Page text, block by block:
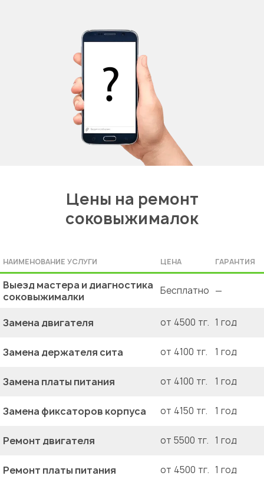
Цены на ремонт
соковыжималок
НАИМЕНОВАНИЕ УСЛУГИ ЦЕНА ГАРАНТИЯ
Выезд мастера и диагностика
соковыжималки
Бесплатно —
Замена двигателя от 4500 тг. 1 год
Замена держателя сита от 4100 тг. 1 год
Замена платы питания от 4100 тг. 1 год
Замена фиксаторов корпуса от 4150 тг. 1 год
Ремонт двигателя от 5500 тг. 1 год
Ремонт платы питания от 4500 тг. 1 год